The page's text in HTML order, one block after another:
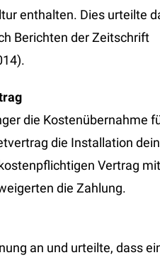
enthalten. Dies urteilte
Berichten der Zeitschrift
die Kostenübernahme
die Installation
Vertrag
die Zahlung.
an und urteilte, dass